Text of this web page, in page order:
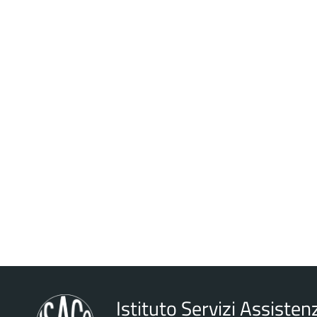
Istituto Servizi